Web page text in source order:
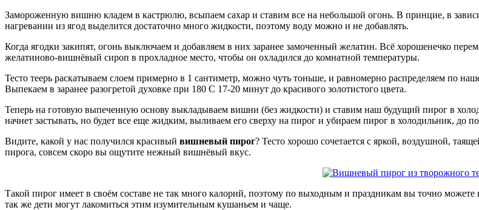
Замороженную вишню кладем в кастрюлю, всыпаем сахар и ставим все на небольшой огонь. В принцие, в
нагревании из ягод выделится достаточно много жидкости, поэтому воду можно и не добавлять.
Когда ягодки закипят, огонь выключаем и добавляем в них заранее замоченный желатин. Всё хорошенечко
желатиново-вишнёвый сироп в прохладное место, чтобы он охладился до комнатной температуры.
Тесто теерь раскатываем слоем примерно в 1 сантиметр, можно чуть тоньше, и равномерно распределяем по
Выпекаем в заранее разогретой духовке при 180 С 17-20 минут до красивого золотистого цвета.
Теперь на готовую выпеченную основу выкладываем вишни (без жидкости) и ставим наш будущий пирог в
начнет застывать, но будет все еще жидким, выливаем его сверху на пирог и убираем пирог в холодильник, до
Видите, какой у нас получился красивый вишневый пирог? Тесто хорошо сочетается с яркой, воздушной,
пирога, совсем скоро вы ощутите нежный вишнёвый вкус.
Такой пирог имеет в своём составе не так много калорий, поэтому по выходным и праздникам вы точно
так же дети могут лакомиться этим изумительным кушаньем и чаще.